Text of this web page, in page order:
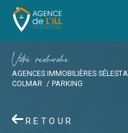
Vore recece
AGENCES IMMOBILIÈRES
COLMAR
PARKING
RETOUR